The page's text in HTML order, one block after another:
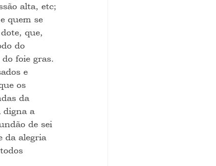
alta, etc;
quem se
que,
do
foie gras.
e
os
da
digna a
de sei
da alegria